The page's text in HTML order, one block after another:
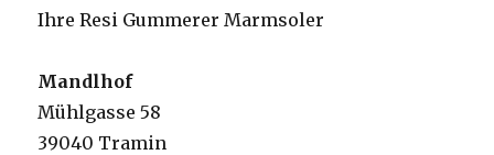
Ihre Resi Gummerer Marmsoler
Mandlhof
Mühlgasse 58
39040 Tramin